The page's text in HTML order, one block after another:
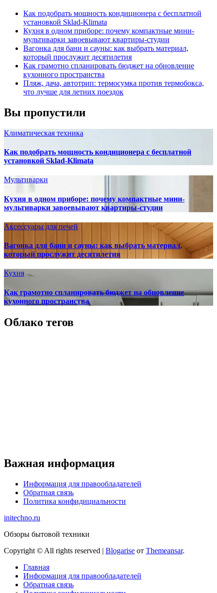
Как подобрать мощность кондиционера с бесплатной
установкой Sklad-Klimata
Кухня в одном приборе: почему компактные мини-
мультиварки завоевывают квартиры-студии
Вагонка для бани и сауны: как выбрать материал,
который прослужит десятилетия
Как грамотно спланировать бюджет на обновление
кухонного пространства
Пляж, дача, автотрип: термосумка против термобокса,
что лучше для летних поездок
Вы пропустили
Климатическая техника
Как подобрать мощность кондиционера с бесплатной
установкой Sklad-Klimata
Мультиварки
Кухня в одном приборе: почему компактные мини-
мультиварки завоевывают квартиры-студии
Аксессуары для печей
Вагонка для бани и сауны: как выбрать материал,
который прослужит десятилетия
Кухня
Как грамотно спланировать бюджет на обновление
кухонного пространства
Облако тегов
Важная информация
Информация для правообладателей
Обратная связь
Политика конфидициальности
initechno.ru
Обзоры бытовой техники
Copyright © All rights reserved | Blogarise от Themeansar.
Главная
Информация для правообладателей
Обратная связь